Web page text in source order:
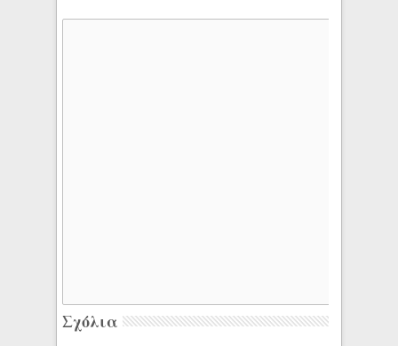
Σχόλια